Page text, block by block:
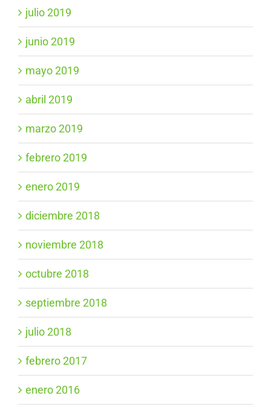
julio 2019
junio 2019
mayo 2019
abril 2019
marzo 2019
febrero 2019
enero 2019
diciembre 2018
noviembre 2018
octubre 2018
septiembre 2018
julio 2018
febrero 2017
enero 2016